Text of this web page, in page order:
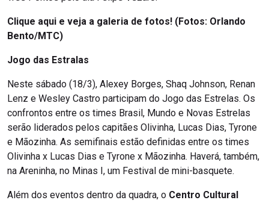
Clique aqui e veja a galeria de fotos! (Fotos: Orlando
Bento/MTC)
Jogo das Estralas
Neste sábado (18/3), Alexey Borges, Shaq Johnson, Renan
Lenz e Wesley Castro participam do Jogo das Estrelas. Os
confrontos entre os times Brasil, Mundo e Novas Estrelas
serão liderados pelos capitães Olivinha, Lucas Dias, Tyrone
e Mãozinha. As semifinais estão definidas entre os times
Olivinha x Lucas Dias e Tyrone x Mãozinha. Haverá, também,
na Areninha, no Minas I, um Festival de mini-basquete.
Além dos eventos dentro da quadra, o Centro Cultural